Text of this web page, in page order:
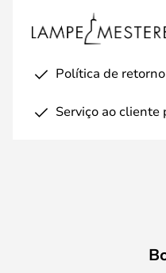
Política de
Serviço ao cliente